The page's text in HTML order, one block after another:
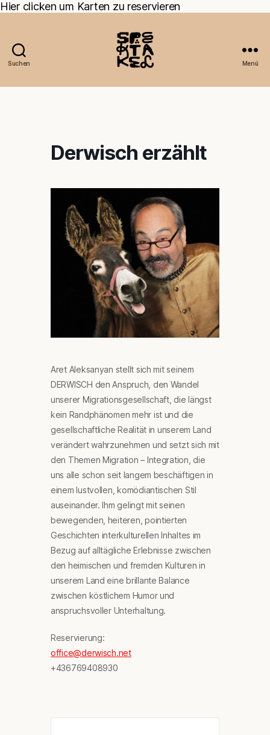
Hier clicken um Karten zu reservieren
Suchen Menü
Derwisch erzählt
Aret Aleksanyan stellt sich mit seinem
DERWISCH den Anspruch, den Wandel
unserer Migrationsgesellschaft, die längst
kein Randphänomen mehr ist und die
gesellschaftliche Realität in unserem Land
verändert wahrzunehmen und setzt sich mit
den Themen Migration – Integration, die
uns alle schon seit langem beschäftigen in
einem lustvollen, komödiantischen Stil
auseinander. Ihm gelingt mit seinen
bewegenden, heiteren, pointierten
Geschichten interkulturellen Inhaltes im
Bezug auf alltägliche Erlebnisse zwischen
den heimischen und fremden Kulturen in
unserem Land eine brillante Balance
zwischen köstlichem Humor und
anspruchsvoller Unterhaltung.
Reservierung:
office@derwisch.net
+436769408930